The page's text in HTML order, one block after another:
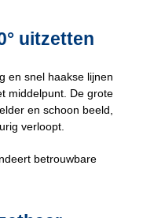
uitzetten
en snel haakse lijnen
middelpunt. De grote
en schoon beeld,
verloopt.
betrouwbare